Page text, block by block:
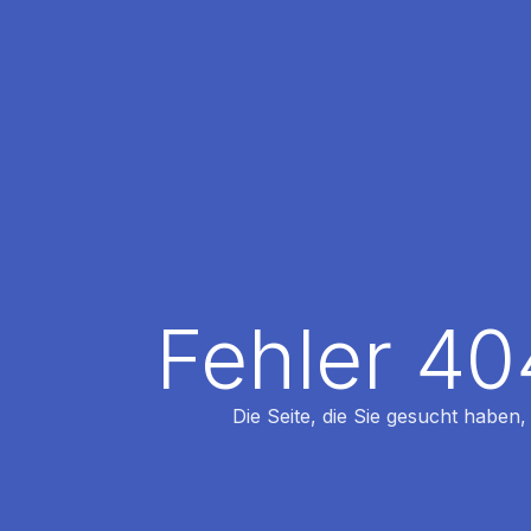
Fehler
Die Seite, die Sie gesucht